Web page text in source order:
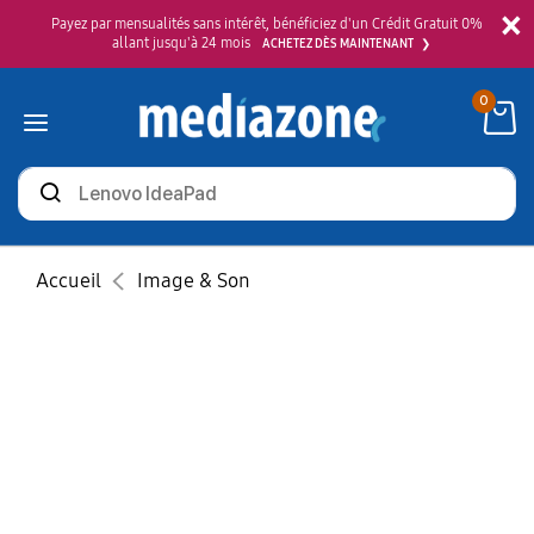
×
Payez par mensualités sans intérêt, bénéficiez d'un Crédit Gratuit 0%
allant jusqu'à 24 mois
ACHETEZ DÈS MAINTENANT
Rechercher
des
produits
0
Accueil Image & Son